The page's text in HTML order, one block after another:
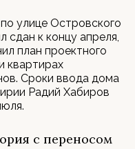
улице Островского
к концу апреля,
план проектного
квартирах
Сроки ввода дома
Радий Хабиров
с переносом